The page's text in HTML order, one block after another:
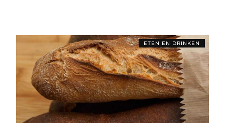
ETEN EN DRINKEN